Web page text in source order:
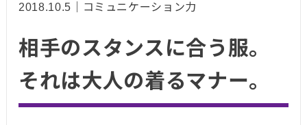
2018.10.5｜コミュニケーション力
相手のスタンスに合う服。
それは大人の着るマナー。